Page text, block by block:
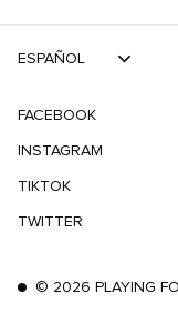
© 2026 PLAYING
FACEBOOK
INSTAGRAM
TIKTOK
TWITTER
ESPAÑOL